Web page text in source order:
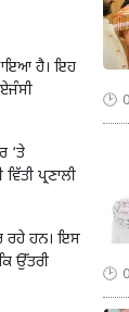
ਹੈ। ਇਹ
‘ਤੇ
ਪ੍ਰਣਾਲੀ
ਰਹੇ ਹਨ। ਇਸ
ਉੱਤਰੀ